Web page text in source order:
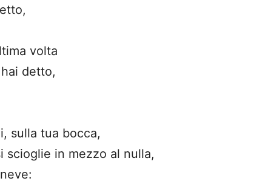
volta
detto,
sulla tua bocca,
scioglie in mezzo al nulla,